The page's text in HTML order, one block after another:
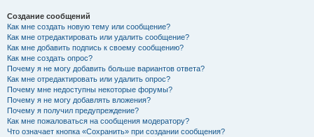
Создание сообщений
Как мне создать новую тему или сообщение?
Как мне отредактировать или удалить сообщение?
Как мне добавить подпись к своему сообщению?
Как мне создать опрос?
Почему я не могу добавить больше вариантов ответа?
Как мне отредактировать или удалить опрос?
Почему мне недоступны некоторые форумы?
Почему я не могу добавлять вложения?
Почему я получил предупреждение?
Как мне пожаловаться на сообщения модератору?
Что означает кнопка «Сохранить» при создании сообщения?